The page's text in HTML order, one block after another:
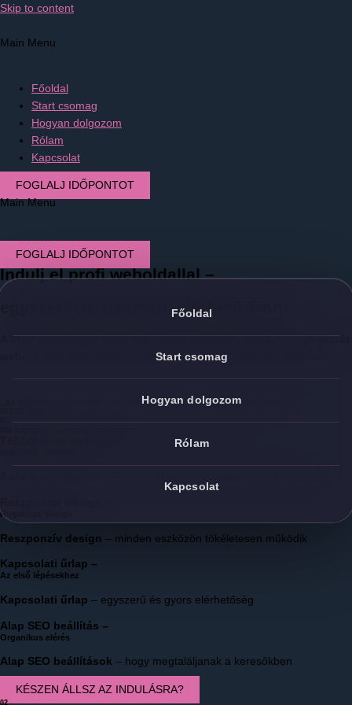
Skip to content
Main Menu
Főoldal
Start csomag
Hogyan dolgozom
Rólam
Kapcsolat
FOGLALJ IDŐPONTOT
Main Menu
Főoldal
Start csomag
Hogyan dolgozom
Rólam
Kapcsolat
FOGLALJ IDŐPONTOT
Indulj el profi weboldallal –
egyszerűen, gyorsan, elérhető áron!
A Start csomaggal rövid időn belül elkészül a modern, mobilbarát
weboldalad, ami valóban téged és a vállalkozásodat képvisel.
„Az emberek nem tudják, mit akarnak, amíg meg nem mutatod nekik.”
Rugalmas design
Reszponzív design– minden eszközön tökéletesen működik
Kapcsolati űrlap –
Az első lépésekhez
Kapcsolati űrlap– egyszerű és gyors elérhetőség
Alap SEO beállítás –
Organikus elérés
Alap SEO beállítások– hogy megtaláljanak a keresőkben
KÉSZEN ÁLLSZ AZ INDULÁSRA?
02